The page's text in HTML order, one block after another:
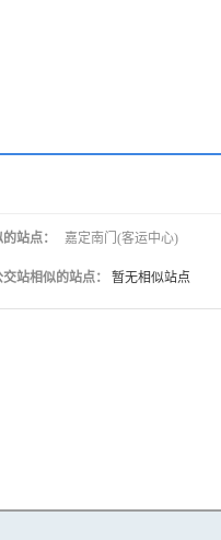
站点： 嘉定南门(客运中心)
站相似的站点： 暂无相似站点